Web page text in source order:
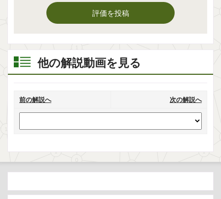
評価を投稿
他の解説動画を見る
前の解説へ 次の解説へ